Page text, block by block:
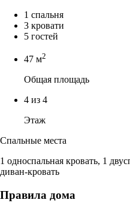
1 спальня
3 кровати
5 гостей
47 м2
Общая площадь
4 из 4
Этаж
Спальные места
1 односпальная кровать, 1
диван-кровать
Правила дома